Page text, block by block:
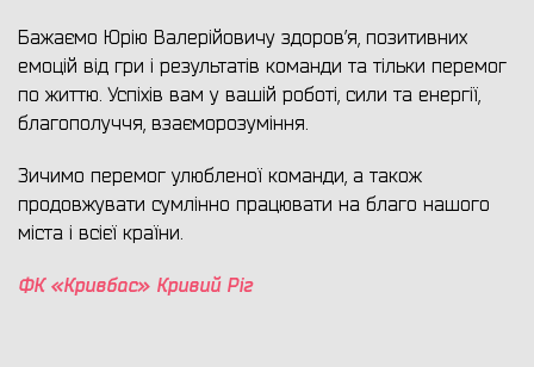
Бажаємо Юрію Валерійовичу здоров’я, позитивних
емоцій від гри і результатів команди та тільки перемог
по життю. Успіхів вам у вашій роботі, сили та енергії,
благополуччя, взаєморозуміння.
Зичимо перемог улюбленої команди, а також
продовжувати сумлінно працювати на благо нашого
міста і всієї країни.
ФК «Кривбас» Кривий Ріг